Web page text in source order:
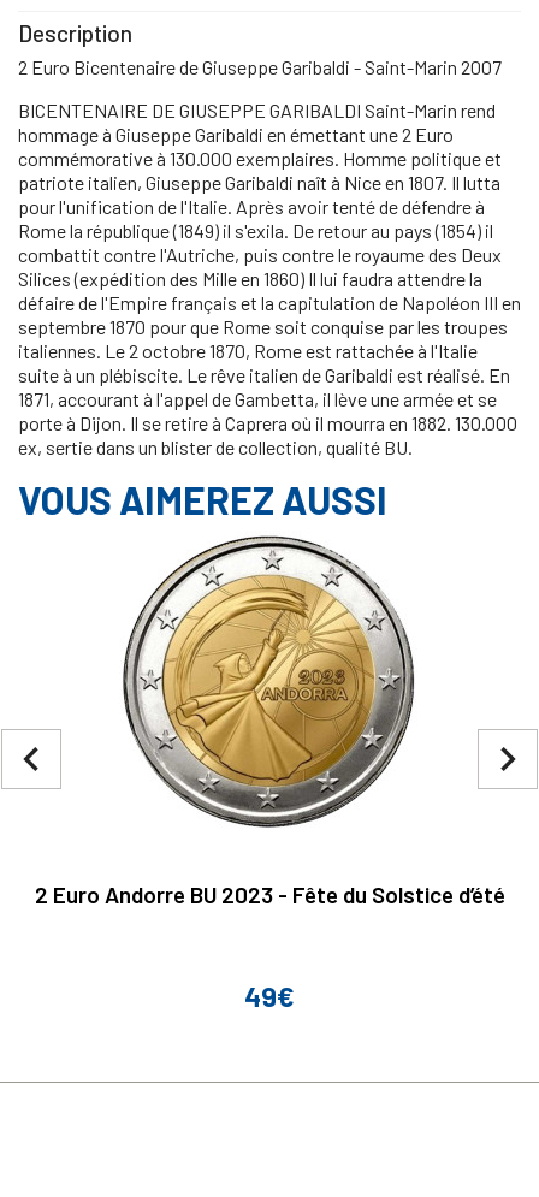
Description
2 Euro Bicentenaire de Giuseppe Garibaldi - Saint-Marin 2007
BICENTENAIRE DE GIUSEPPE GARIBALDI Saint-Marin rend
hommage à Giuseppe Garibaldi en émettant une 2 Euro
commémorative à 130.000 exemplaires. Homme politique et
patriote italien, Giuseppe Garibaldi naît à Nice en 1807. Il lutta
pour l'unification de l'Italie. Après avoir tenté de défendre à
Rome la république (1849) il s'exila. De retour au pays (1854) il
combattit contre l'Autriche, puis contre le royaume des Deux
Silices (expédition des Mille en 1860) Il lui faudra attendre la
défaire de l'Empire français et la capitulation de Napoléon III en
septembre 1870 pour que Rome soit conquise par les troupes
italiennes. Le 2 octobre 1870, Rome est rattachée à l'Italie
suite à un plébiscite. Le rêve italien de Garibaldi est réalisé. En
1871, accourant à l'appel de Gambetta, il lève une armée et se
porte à Dijon. Il se retire à Caprera où il mourra en 1882. 130.000
ex, sertie dans un blister de collection, qualité BU.
VOUS AIMEREZ AUSSI
2 Euro Andorre BU 2023 - Fête du Solstice d’été
Prix
49€
navigate_next
navigate_before